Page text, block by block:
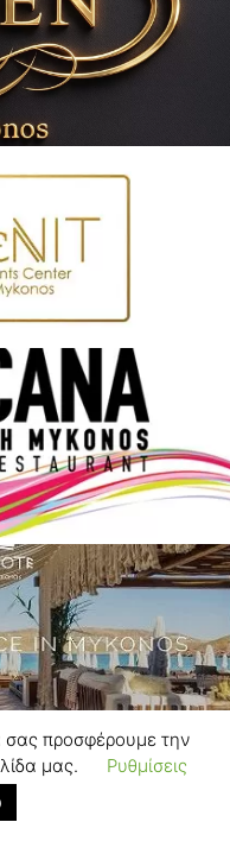
σας προσφέρουμε την
μας.
Ρυθμίσεις